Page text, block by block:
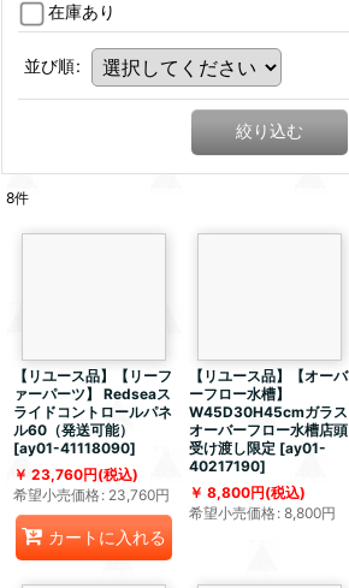
在庫あり
並び順:
絞り込む
8件
【リユース品】【リーフ
ァーパーツ】 Redseaス
ライドコントロールパネ
ル60（発送可能）
[ay01-41118090]
23,760円(税込)
希望小売価格: 23,760円
カートに入れる
【リユース品】【オーバ
ーフロー水槽】
W45D30H45cmガラス
オーバーフロー水槽店頭
受け渡し限定 [ay01-
40217190]
8,800円(税込)
希望小売価格: 8,800円